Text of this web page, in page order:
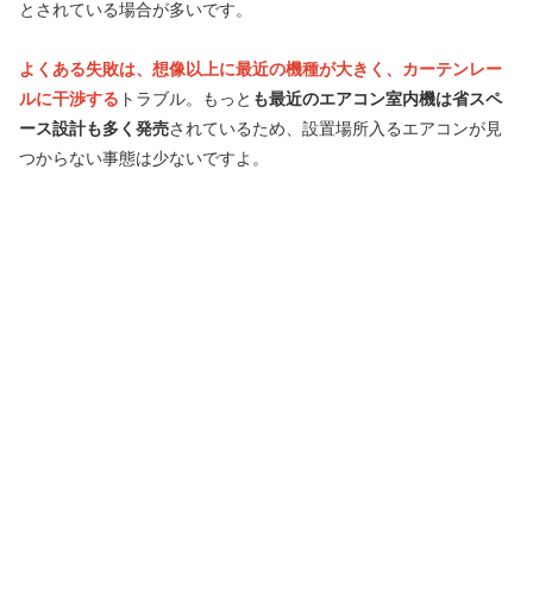
とされている場合が多いです。
よくある失敗は、想像以上に最近の機種が大きく、カーテンレー
ルに干渉する トラブル。もっと も最近のエアコン室内機は省スペ
ース設計も多く発売されているため、設置場所入るエアコンが見
つからない事態は少ないですよ。